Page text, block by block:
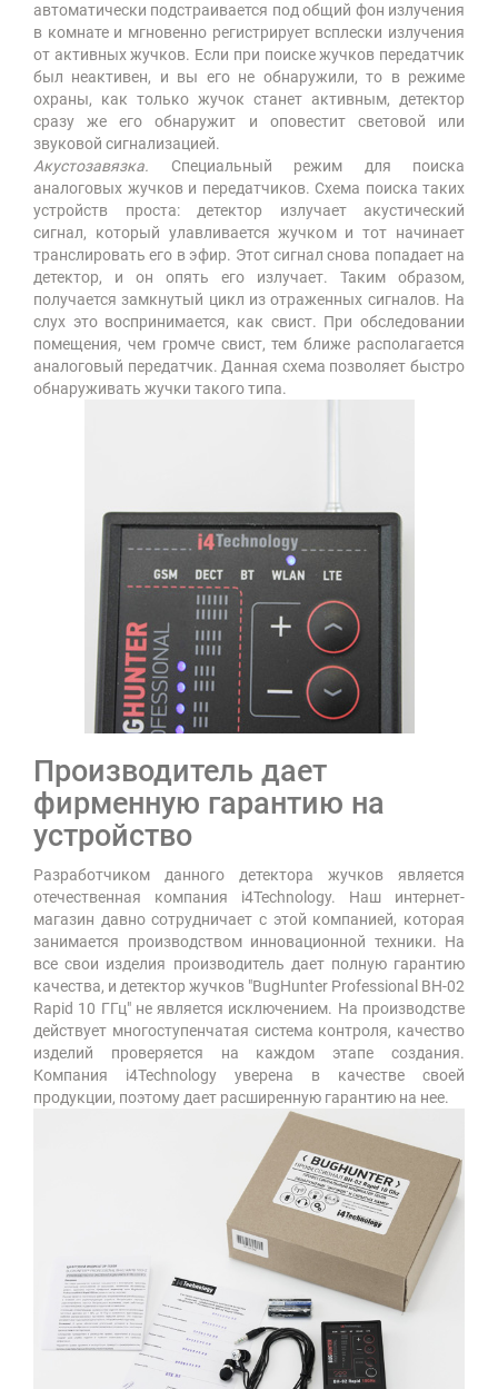
автоматически подстраивается под общий фон излучения
в комнате и мгновенно регистрирует всплески излучения
от активных жучков. Если при поиске жучков передатчик
был неактивен, и вы его не обнаружили, то в режиме
охраны, как только жучок станет активным, детектор
сразу же его обнаружит и оповестит световой или
звуковой сигнализацией.
Акустозавязка. Специальный режим для поиска
аналоговых жучков и передатчиков. Схема поиска таких
устройств проста: детектор излучает акустический
сигнал, который улавливается жучком и тот начинает
транслировать его в эфир. Этот сигнал снова попадает на
детектор, и он опять его излучает. Таким образом,
получается замкнутый цикл из отраженных сигналов. На
слух это воспринимается, как свист. При обследовании
помещения, чем громче свист, тем ближе располагается
аналоговый передатчик. Данная схема позволяет быстро
обнаруживать жучки такого типа.
Производитель дает
фирменную гарантию на
устройство
Разработчиком данного детектора жучков является
отечественная компания i4Technology. Наш интернет-
магазин давно сотрудничает с этой компанией, которая
занимается производством инновационной техники. На
все свои изделия производитель дает полную гарантию
качества, и детектор жучков "BugHunter Professional BH-02
Rapid 10 ГГц" не является исключением. На производстве
действует многоступенчатая система контроля, качество
изделий проверяется на каждом этапе создания.
Компания i4Technology уверена в качестве своей
продукции, поэтому дает расширенную гарантию на нее.